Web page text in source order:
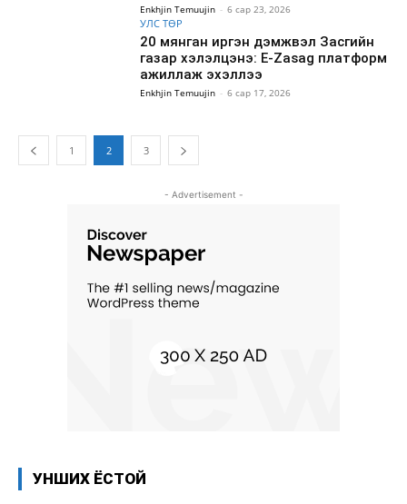
Enkhjin Temuujin - 6 сар 23, 2026
УЛС ТӨР
20 мянган иргэн дэмжвэл Засгийн
газар хэлэлцэнэ: E-Zasag платформ
ажиллаж эхэллээ
Enkhjin Temuujin - 6 сар 17, 2026
1 2 3
- Advertisement -
УНШИХ ЁСТОЙ